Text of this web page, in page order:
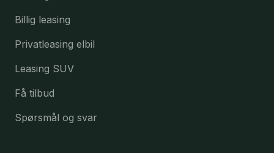
Billig leasing
Privatleasing elbil
Leasing SUV
Få tilbud
Spørsmål og svar